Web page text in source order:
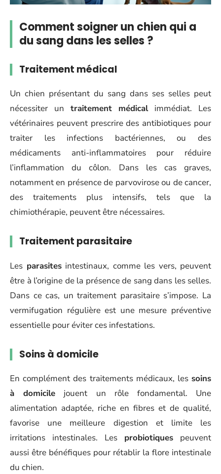
Comment soigner un chien qui a
du sang dans les selles ?
Traitement médical
Un chien présentant du sang dans ses selles peut
nécessiter un traitement médicalimmédiat. Les
vétérinaires peuvent prescrire des antibiotiques pour
traiter les infections bactériennes, ou des
médicaments anti-inflammatoires pour réduire
l’inflammation du côlon. Dans les cas graves,
notamment en présence de parvovirose ou de cancer,
des traitements plus intensifs, tels que la
chimiothérapie, peuvent être nécessaires.
Traitement parasitaire
Les parasitesintestinaux, comme les vers, peuvent
être à l’origine de la présence de sang dans les selles.
Dans ce cas, un traitement parasitaire s’impose. La
vermifugation régulière est une mesure préventive
essentielle pour éviter ces infestations.
Soins à domicile
En complément des traitements médicaux, les soins
à domicile jouent un rôle fondamental. Une
alimentation adaptée, riche en fibres et de qualité,
favorise une meilleure digestion et limite les
irritations intestinales. Les probiotiques peuvent
aussi être bénéfiques pour rétablir la flore intestinale
du chien.